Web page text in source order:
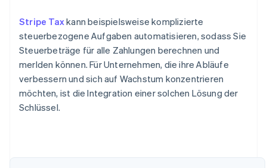
Stripe Taxkann beispielsweise komplizierte
steuerbezogene Aufgaben automatisieren, sodass Sie
Steuerbeträge für alle Zahlungen berechnen und
merlden können. Für Unternehmen, die ihre Abläufe
verbessern und sich auf Wachstum konzentrieren
möchten, ist die Integration einer solchen Lösung der
Schlüssel.